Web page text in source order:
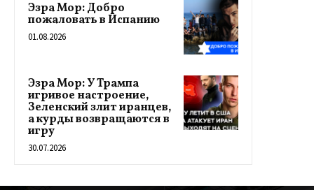
Эзра Мор: Добро
пожаловать в Испанию
01.08.2026
Эзра Мор: У Трампа
игривое настроение,
Зеленский злит иранцев,
а курды возвращаются в
игру
30.07.2026